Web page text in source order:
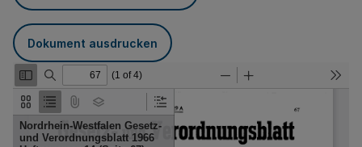
Dokument ausdrucken